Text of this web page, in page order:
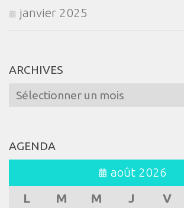
janvier 2025
ARCHIVES
Archives
AGENDA
août 2026
L
M M J V